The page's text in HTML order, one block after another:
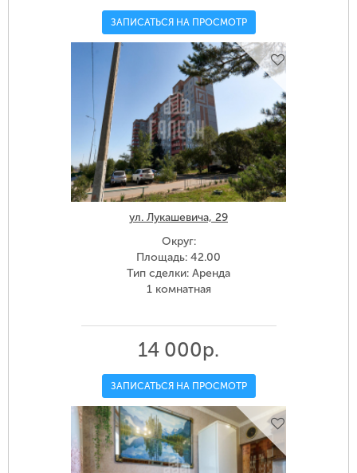
ЗАПИСАТЬСЯ НА ПРОСМОТР
ул. Лукашевича, 29
Округ:
Площадь: 42.00
Тип сделки: Аренда
1 комнатная
14 000р.
ЗАПИСАТЬСЯ НА ПРОСМОТР